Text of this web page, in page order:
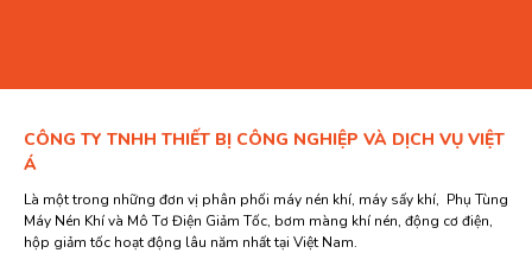
CÔNG TY TNHH THIẾT BỊ CÔNG NGHIỆP VÀ DỊCH VỤ VIỆT
Á
Là một trong những đơn vị phân phối máy nén khí, máy sấy khí, Phụ Tùng
Máy Nén Khí và Mô Tơ Điện Giảm Tốc, bơm màng khí nén, động cơ điện,
hộp giảm tốc hoạt động lâu năm nhất tại Việt Nam.